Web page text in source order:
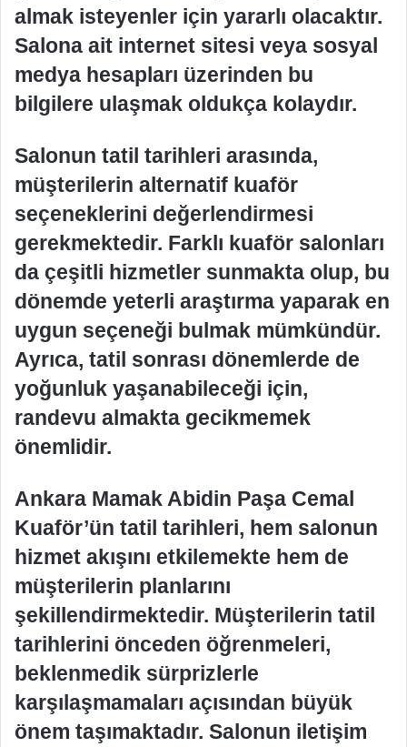
almak isteyenler için yararlı olacaktır.
Salona ait internet sitesi veya sosyal
medya hesapları üzerinden bu
bilgilere ulaşmak oldukça kolaydır.
Salonun tatil tarihleri arasında,
müşterilerin alternatif kuaför
seçeneklerini değerlendirmesi
gerekmektedir. Farklı kuaför salonları
da çeşitli hizmetler sunmakta olup, bu
dönemde yeterli araştırma yaparak en
uygun seçeneği bulmak mümkündür.
Ayrıca, tatil sonrası dönemlerde de
yoğunluk yaşanabileceği için,
randevu almakta gecikmemek
önemlidir.
Ankara Mamak Abidin Paşa Cemal
Kuaför’ün tatil tarihleri, hem salonun
hizmet akışını etkilemekte hem de
müşterilerin planlarını
şekillendirmektedir. Müşterilerin tatil
tarihlerini önceden öğrenmeleri,
beklenmedik sürprizlerle
karşılaşmamaları açısından büyük
önem taşımaktadır. Salonun iletişim